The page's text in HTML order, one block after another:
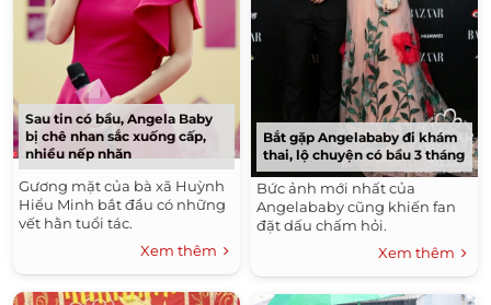
Sau tin có bầu, Angela Baby
bị chê nhan sắc xuống cấp,
nhiều nếp nhăn
Gương mặt của bà xã Huỳnh
Hiểu Minh bắt đầu có những
vết hằn tuổi tác.
Xem thêm
Bắt gặp Angelababy đi khám
thai, lộ chuyện có bầu 3 tháng
Bức ảnh mới nhất của
Angelababy cũng khiến fan
đặt dấu chấm hỏi.
Xem thêm